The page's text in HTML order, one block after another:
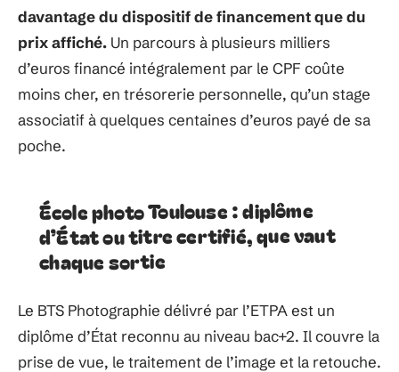
davantage du dispositif de financement que du
prix affiché. Un parcours à plusieurs milliers
d’euros financé intégralement par le CPF coûte
moins cher, en trésorerie personnelle, qu’un stage
associatif à quelques centaines d’euros payé de sa
poche.
École photo Toulouse : diplôme
d’État ou titre certifié, que vaut
chaque sortie
Le BTS Photographie délivré par l’ETPA est un
diplôme d’État reconnu au niveau bac+2. Il couvre la
prise de vue, le traitement de l’image et la retouche.